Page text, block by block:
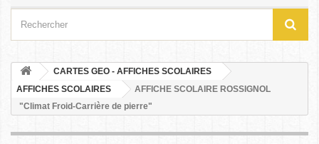
CARTES GEO - AFFICHES SCOLAIRES
AFFICHES SCOLAIRES
AFFICHE SCOLAIRE ROSSIGNOL
"Climat Froid-Carrière de pierre"